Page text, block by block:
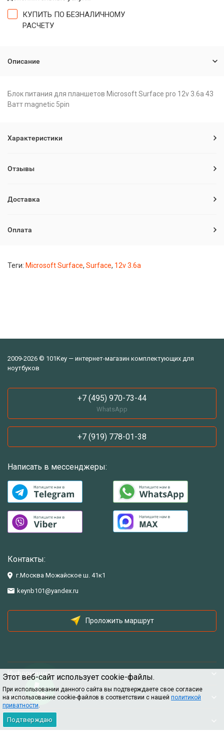
Этот веб-сайт использует cookie-файлы.
При использовании данного сайта вы подтверждаете свое согласие
на использование cookie-файлов в соответствии с нашей политикой
приватности.
Подтверждаю
КУПИТЬ ПО БЕЗНАЛИЧНОМУ
РАСЧЕТУ
Описание
Блок питания для планшетов Microsoft Surface pro 12v 3.6a 43
Ватт magnetic 5pin
Характеристики
Отзывы
Доставка
Оплата
Теги: Microsoft Surface, Surface, 12v 3.6a
2009-2026 © 101Key — интернет-магазин комплектующих для
ноутбуков
+7 (495) 970-73-44
WhatsApp
+7 (919) 778-01-38
Написать в мессенджеры:
Контакты:
г.Москва Можайское ш. 41к1
keynb101@yandex.ru
Проложить маршрут
Информация
Помощь
Информация